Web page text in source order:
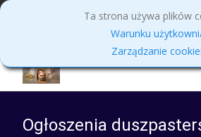
Ogłoszenia
Ta strona używa plików
Warunku
Zarządzanie